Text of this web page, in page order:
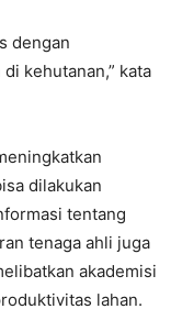
dengan
kehutanan,” kata
dilakukan
tentang
tenaga ahli juga
akademisi
lahan.